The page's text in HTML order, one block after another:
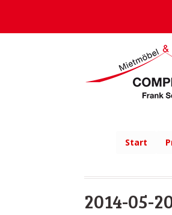
Start
2014-05-